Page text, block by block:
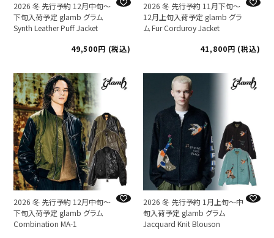
2026 冬 先行予約 12月中旬～
下旬入荷予定 glamb グラム
Synth Leather Puff Jacket
49,500
税込
2026 冬 先行予約 11月下旬～
12月上旬入荷予定 glamb グラ
ム Fur Corduroy Jacket
41,800
税込
2026 冬 先行予約 12月中旬～
下旬入荷予定 glamb グラム
Combination MA-1
2026 冬 先行予約 1月上旬～中
旬入荷予定 glamb グラム
Jacquard Knit Blouson